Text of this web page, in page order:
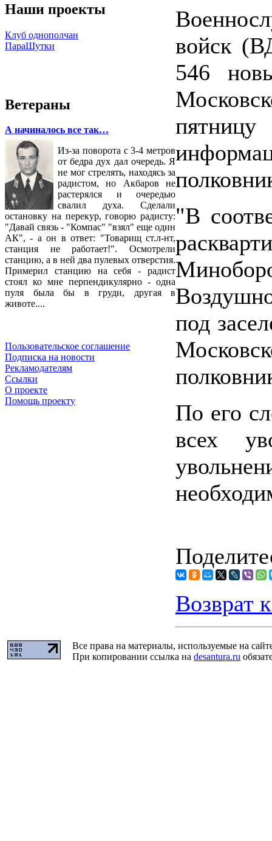
Наши проекты
Клуб однополчан
ПараШутки
Ветераны
А начиналось все так…
Из-за поворота с 3-4 метров
от бедра дух дал очередь. Я
не мог стрелять, находясь за
радистом, но Акбаров не
растерялся и очередью
свалил духа. Сделали
остановку на перекур, говорю радисту:
"Давай связь - "Компас" "взял" еще один
АК", - а он в ответ: "Товарищ ст.л-нт,
станция не работает!". Осмотрели
станцию, а в ней два пулевых отверстия.
Примерил станцию на себя - радист
стоял ко мне перпендикулярно - одна
пуля была бы в груди, другая в
животе....
Пользовательское соглашение
Подписка на новости
Рекламодателям
Ссылки
О проекте
Помощь проекту
войск
546
"В
под
По его
всех
Возврат
Все права на материалы, используемые на
При копировании ссылка на desantura.ru